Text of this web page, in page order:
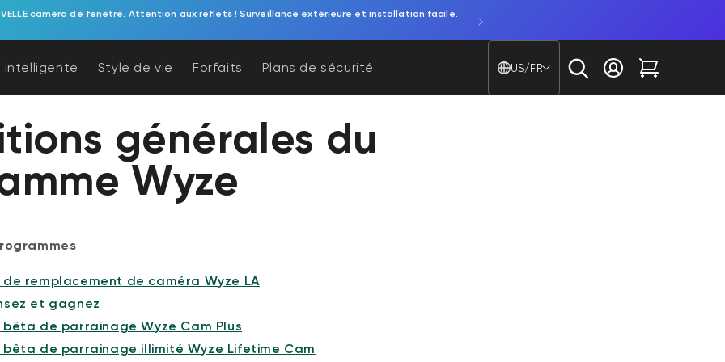
sonnette vidéo à piles. Une protection de porche sans effort, alimentée par piles.
intelligente Style de vie Forfaits Plans de sécurité
Pays/région - Langue
US/FR
Se connecter
Chariot
générales du
Wyze
de remplacement de caméra Wyze LA
et gagnez
bêta de parrainage Wyze Cam Plus
bêta de parrainage illimité Wyze Lifetime Cam